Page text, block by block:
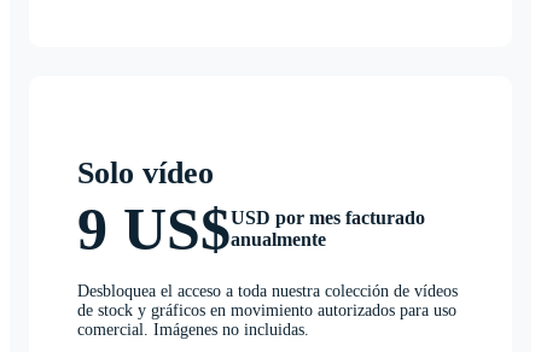
Solo vídeo
9 US$USD por mes facturado
anualmente
Desbloquea el acceso a toda nuestra colección de vídeos
de stock y gráficos en movimiento autorizados para uso
comercial. Imágenes no incluidas.